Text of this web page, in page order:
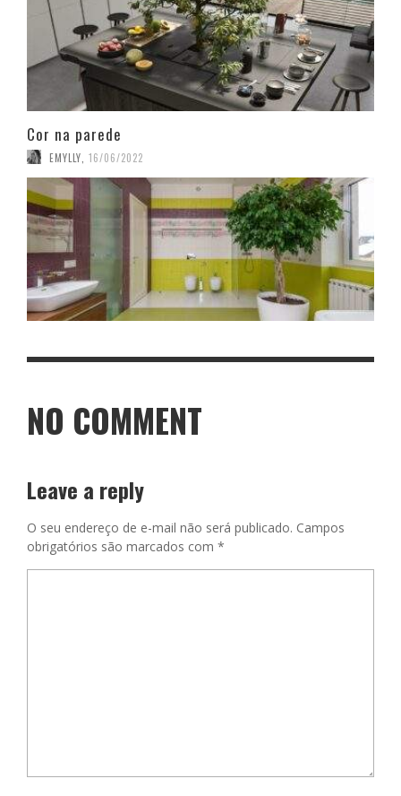
Cor na parede
EMYLLY 16/06/2022
NO COMMENT
Leave a reply
O seu endereço de e-mail não será publicado. Campos
obrigatórios são marcados com *